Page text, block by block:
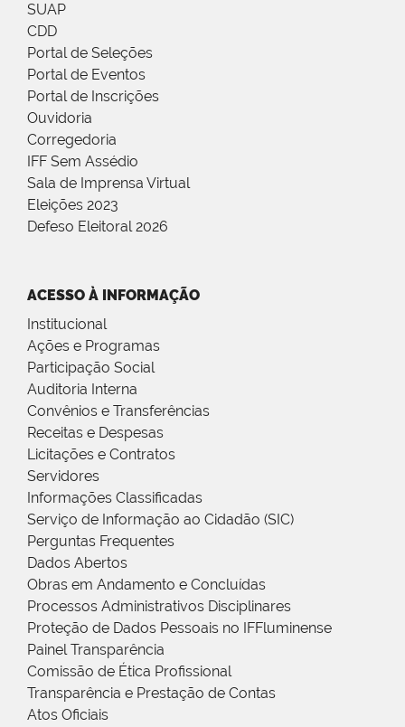
SUAP
CDD
Portal de Seleções
Portal de Eventos
Portal de Inscrições
Ouvidoria
Corregedoria
IFF Sem Assédio
Sala de Imprensa Virtual
Eleições 2023
Defeso Eleitoral 2026
ACESSO À INFORMAÇÃO
Institucional
Ações e Programas
Participação Social
Auditoria Interna
Convênios e Transferências
Receitas e Despesas
Licitações e Contratos
Servidores
Informações Classificadas
Serviço de Informação ao Cidadão (SIC)
Perguntas Frequentes
Dados Abertos
Obras em Andamento e Concluídas
Processos Administrativos Disciplinares
Proteção de Dados Pessoais no IFFluminense
Painel Transparência
Comissão de Ética Profissional
Transparência e Prestação de Contas
Atos Oficiais